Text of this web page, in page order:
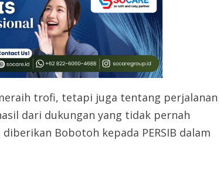
trofi, tetapi juga tentang perjalanan
dari dukungan yang tidak pernah
Bobotoh kepada PERSIB dalam